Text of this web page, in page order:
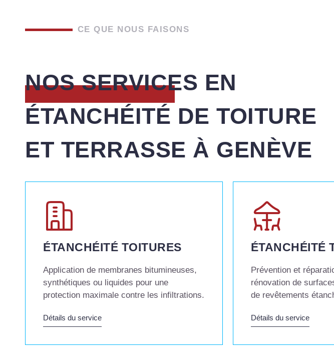
CE QUE NOUS FAISONS
NOS SERVICES EN
ÉTANCHÉITÉ DE TOITURE
ET TERRASSE À GENÈVE
ÉTANCHÉITÉ TOITURES
Application de membranes bitumineuses,
synthétiques ou liquides pour une
protection maximale contre les infiltrations.
Détails du service
ÉTANCHÉITÉ
Prévention et
rénovation de
de revêtements
Détails du service